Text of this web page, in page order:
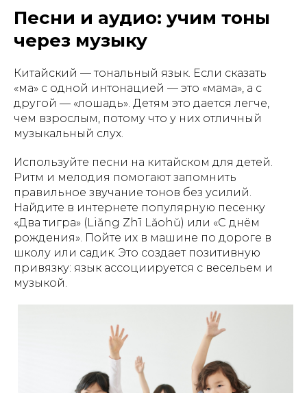
Песни и аудио: учим тоны
через музыку
Китайский — тональный язык. Если сказать
«ма» с одной интонацией — это «мама», а с
другой — «лошадь». Детям это дается легче,
чем взрослым, потому что у них отличный
музыкальный слух.
Используйте песни на китайском для детей.
Ритм и мелодия помогают запомнить
правильное звучание тонов без усилий.
Найдите в интернете популярную песенку
«Два тигра» (Liǎng Zhī Lǎohǔ) или «С днём
рождения». Пойте их в машине по дороге в
школу или садик. Это создает позитивную
привязку: язык ассоциируется с весельем и
музыкой.